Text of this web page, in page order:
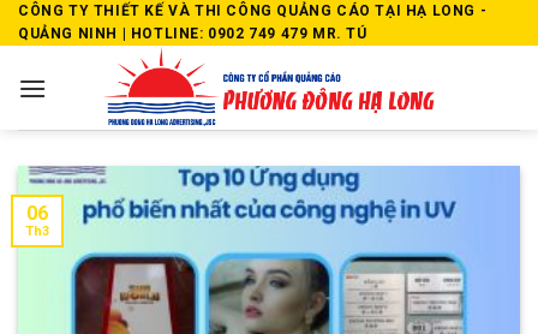
Skip
to
CÔNG TY THIẾT KẾ VÀ THI CÔNG QUẢNG CÁO TẠI HẠ LONG -
QUẢNG NINH | HOTLINE: 0902 749 479 MR. TÚ
06
Th3